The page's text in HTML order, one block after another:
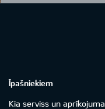
Īpašniekiem
Kia serviss un aprīkojuma